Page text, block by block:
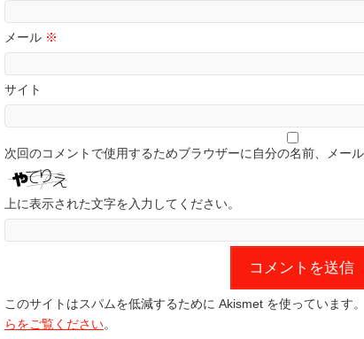
メール ※
サイト
次回のコメントで使用するためブラウザーに自分の名前、メー
上に表示された文字を入力してください。
このサイトはスパムを低減するために Akismet を使っています。
らをご覧ください。